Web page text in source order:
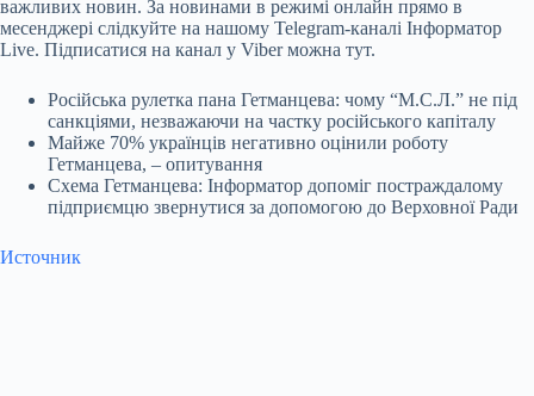
важливих новин. За новинами в режимі онлайн прямо в
месенджері слідкуйте на нашому Telegram-каналі Інформатор
Live. Підписатися на канал у Viber можна тут.
Російська рулетка пана Гетманцева: чому “М.С.Л.” не під
санкціями, незважаючи на частку російського капіталу
Майже 70% українців негативно оцінили роботу
Гетманцева, – опитування
Схема Гетманцева: Інформатор допоміг постраждалому
підприємцю звернутися за допомогою до Верховної Ради
Источник